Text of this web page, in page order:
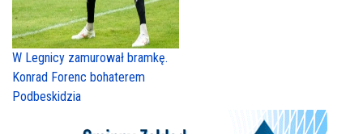
W Legnicy zamurował bramkę.
Konrad Forenc bohaterem
Podbeskidzia